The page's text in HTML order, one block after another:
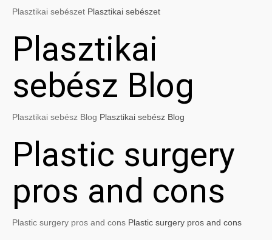
Plasztikai sebészet Plasztikai sebészet
Plasztikai
sebész Blog
Plasztikai sebész Blog Plasztikai sebész Blog
Plastic surgery
pros and cons
Plastic surgery pros and cons Plastic surgery pros and cons